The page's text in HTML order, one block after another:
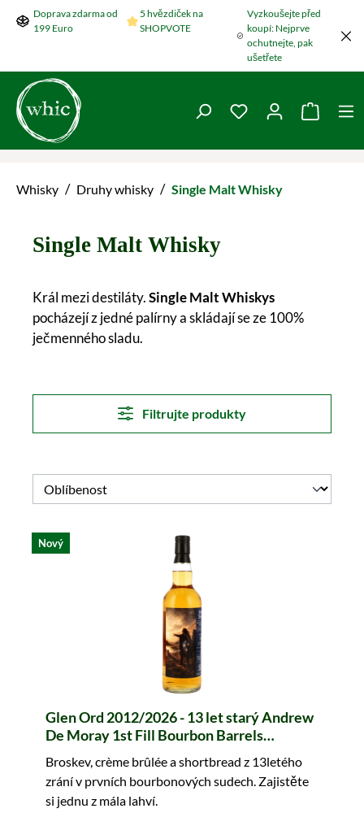
Přeskočit na hlavní obsah
Doprava zdarma od
199 Euro
5 hvězdiček na
SHOPVOTE
Vyzkoušejte před
koupí: Nejprve
ochutnejte, pak
ušetřete
Máte 0 položky v
Whisky / Druhy whisky / Single Malt Whisky
Single Malt Whisky
Král mezi destiláty.Single Malt Whiskys
pocházejí z jedné palírny a skládají se ze 100%
ječmenného sladu.
Filtrujte produkty
Nový
Glen Ord 2012/2026 - 13 let starý Andrew
De Moray 1st Fill Bourbon Barrels
(whic)
Broskev, crème brûlée a shortbread z 13letého
zrání v prvních bourbonových sudech. Zajistěte
si jednu z mála lahví.